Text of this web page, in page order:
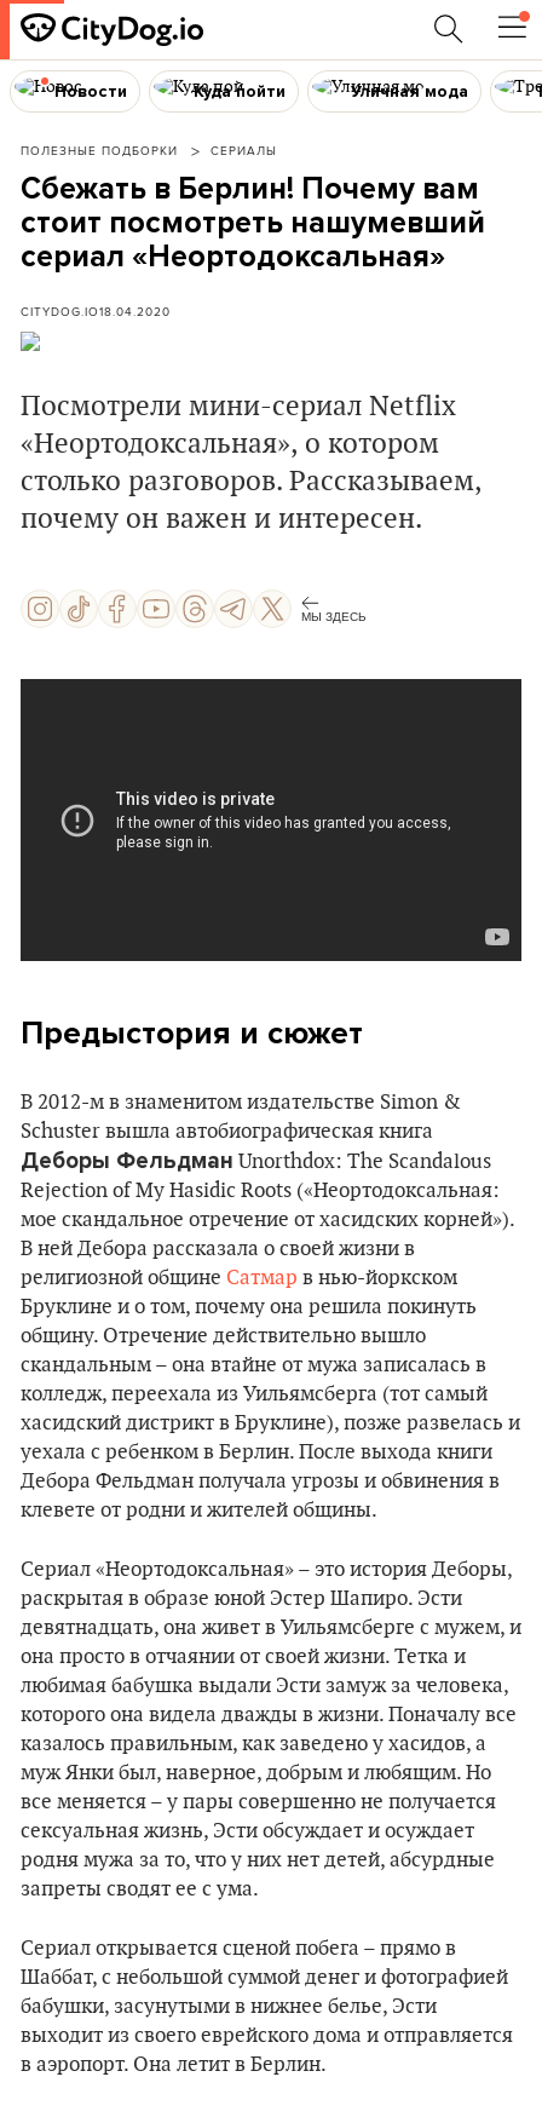
Новости Куда пойти Уличная мода
ПОЛЕЗНЫЕ ПОДБОРКИ СЕРИАЛЫ
Сбежать в Берлин! Почему вам
стоит посмотреть нашумевший
сериал «Неортодоксальная»
CITYDOG.IO18.04.2020
Посмотрели мини-сериал Netflix
«Неортодоксальная», о котором
столько разговоров. Рассказываем,
почему он важен и интересен.
МЫ ЗДЕСЬ
Предыстория и сюжет
В 2012-м в знаменитом издательстве Simon &
Schuster вышла автобиографическая книга
Деборы Фельдман Unorthdox: The Scandalous
Rejection of My Hasidic Roots («Неортодоксальная:
мое скандальное отречение от хасидских корней»).
В ней Дебора рассказала о своей жизни в
религиозной общине Сатмар в нью-йоркском
Бруклине и о том, почему она решила покинуть
общину. Отречение действительно вышло
скандальным – она втайне от мужа записалась в
колледж, переехала из Уильямсберга (тот самый
хасидский дистрикт в Бруклине), позже развелась и
уехала с ребенком в Берлин. После выхода книги
Дебора Фельдман получала угрозы и обвинения в
клевете от родни и жителей общины.
Сериал «Неортодоксальная» – это история Деборы,
раскрытая в образе юной Эстер Шапиро. Эсти
девятнадцать, она живет в Уильямсберге с мужем, и
она просто в отчаянии от своей жизни. Тетка и
любимая бабушка выдали Эсти замуж за человека,
которого она видела дважды в жизни. Поначалу все
казалось правильным, как заведено у хасидов, а
муж Янки был, наверное, добрым и любящим. Но
все меняется – у пары совершенно не получается
сексуальная жизнь, Эсти обсуждает и осуждает
родня мужа за то, что у них нет детей, абсурдные
запреты сводят ее с ума.
Сериал открывается сценой побега – прямо в
Шаббат, с небольшой суммой денег и фотографией
бабушки, засунутыми в нижнее белье, Эсти
выходит из своего еврейского дома и отправляется
в аэропорт. Она летит в Берлин.